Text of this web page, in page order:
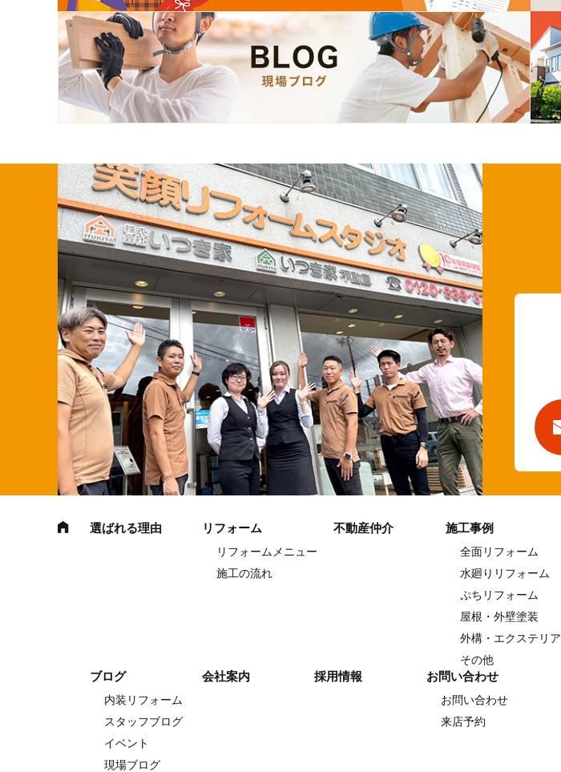
選ばれる理由 リフォーム
リフォームメニュー
施工の流れ
不動産仲介 施工事例
全面リフォーム
水廻りリフォーム
ぷちリフォーム
屋根・外壁塗装
外構・エクステリア
その他
ブログ
内装リフォーム
スタッフブログ
イベント
現場ブログ
会社案内 採用情報 お問い合わせ
お問い合わせ
来店予約